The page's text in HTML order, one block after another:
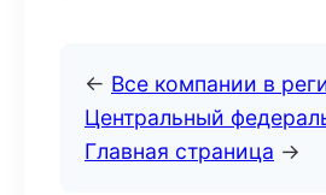
← Все компании в
Центральный
Главная страница →